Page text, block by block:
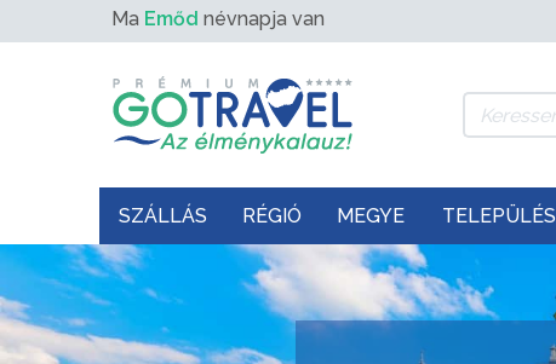
Ma Emőd névnapja van
SZÁLLÁS RÉGIÓ MEGYE TELEPÜLÉS